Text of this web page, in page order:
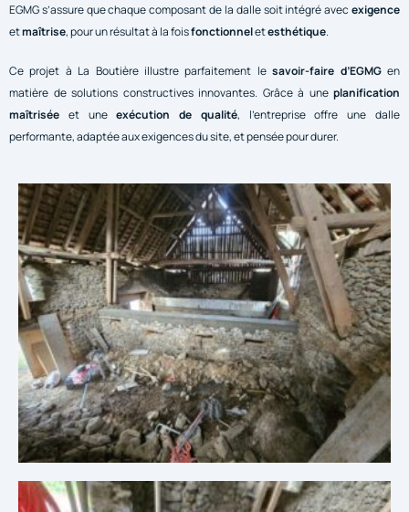
EGMG s’assure que chaque composant de la dalle soit intégré avec exigence
etmaîtrise, pour un résultat à la foisfonctionneletesthétique.
Ce projet à La Boutière illustre parfaitement lesavoir-faire d’EGMGen
matière de solutions constructives innovantes. Grâce à une planification
maîtrisée et uneexécution de qualité, l’entreprise offre une dalle
performante, adaptée aux exigences du site, et pensée pour durer.